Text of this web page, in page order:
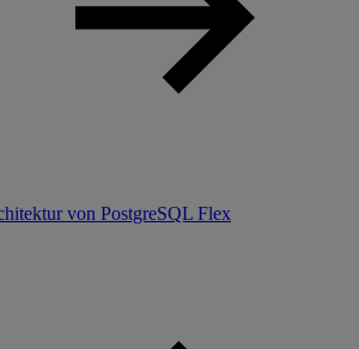
von PostgreSQL Flex